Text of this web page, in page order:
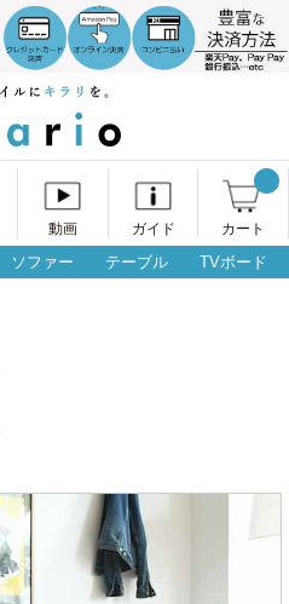
動画 ガイド カート
ソファー テーブル TVボード